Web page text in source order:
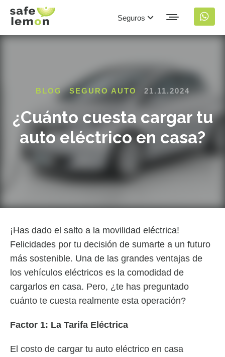
Seguros
BLOG SEGURO AUTO 21.11.2024
¿Cuánto cuesta cargar tu
auto eléctrico en casa?
¡Has dado el salto a la movilidad eléctrica!
Felicidades por tu decisión de sumarte a un futuro
más sostenible. Una de las grandes ventajas de
los vehículos eléctricos es la comodidad de
cargarlos en casa. Pero, ¿te has preguntado
cuánto te cuesta realmente esta operación?
Factor 1: La Tarifa Eléctrica
El costo de cargar tu auto eléctrico en casa